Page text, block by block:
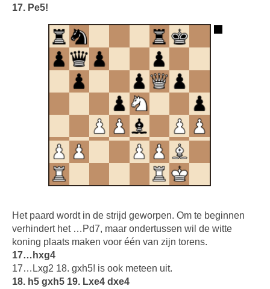
17. Pe5!
Het paard wordt in de strijd geworpen. Om te beginnen
verhindert het …Pd7, maar ondertussen wil de witte
koning plaats maken voor één van zijn torens.
17…hxg4
17…Lxg2 18. gxh5! is ook meteen uit.
18. h5 gxh5 19. Lxe4 dxe4